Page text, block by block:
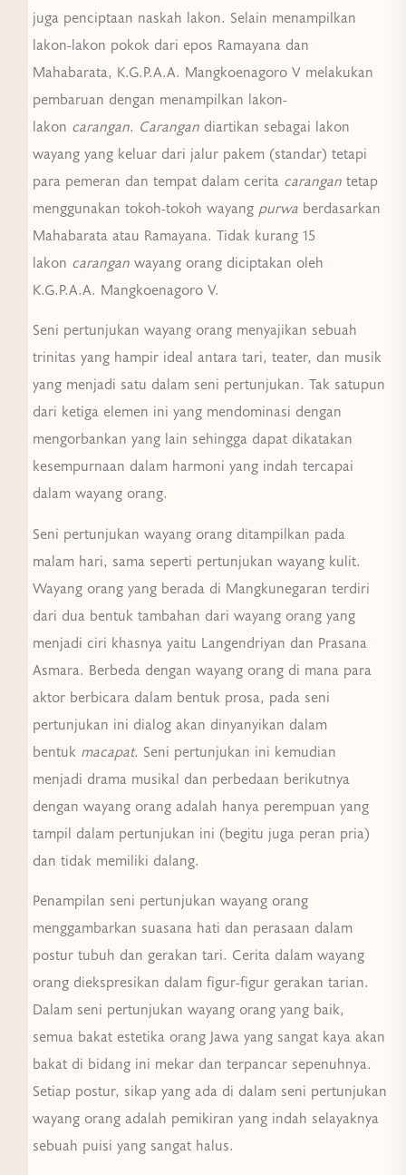
juga penciptaan naskah lakon. Selain menampilkan
lakon-lakon pokok dari epos Ramayana dan
Mahabarata, K.G.P.A.A. Mangkoenagoro V melakukan
pembaruan dengan menampilkan lakon-
lakon carangan. Carangandiartikan sebagai lakon
wayang yang keluar dari jalur pakem (standar) tetapi
para pemeran dan tempat dalam cerita carangantetap
menggunakan tokoh-tokoh wayang purwaberdasarkan
Mahabarata atau Ramayana. Tidak kurang 15
lakon caranganwayang orang diciptakan oleh
K.G.P.A.A. Mangkoenagoro V.
Seni pertunjukan wayang orang menyajikan sebuah
trinitas yang hampir ideal antara tari, teater, dan musik
yang menjadi satu dalam seni pertunjukan. Tak satupun
dari ketiga elemen ini yang mendominasi dengan
mengorbankan yang lain sehingga dapat dikatakan
kesempurnaan dalam harmoni yang indah tercapai
dalam wayang orang.
Seni pertunjukan wayang orang ditampilkan pada
malam hari, sama seperti pertunjukan wayang kulit.
Wayang orang yang berada di Mangkunegaran terdiri
dari dua bentuk tambahan dari wayang orang yang
menjadi ciri khasnya yaitu Langendriyan dan Prasana
Asmara. Berbeda dengan wayang orang di mana para
aktor berbicara dalam bentuk prosa, pada seni
pertunjukan ini dialog akan dinyanyikan dalam
bentuk macapat. Seni pertunjukan ini kemudian
menjadi drama musikal dan perbedaan berikutnya
dengan wayang orang adalah hanya perempuan yang
tampil dalam pertunjukan ini (begitu juga peran pria)
dan tidak memiliki dalang.
Penampilan seni pertunjukan wayang orang
menggambarkan suasana hati dan perasaan dalam
postur tubuh dan gerakan tari. Cerita dalam wayang
orang diekspresikan dalam figur-figur gerakan tarian.
Dalam seni pertunjukan wayang orang yang baik,
semua bakat estetika orang Jawa yang sangat kaya akan
bakat di bidang ini mekar dan terpancar sepenuhnya.
Setiap postur, sikap yang ada di dalam seni pertunjukan
wayang orang adalah pemikiran yang indah selayaknya
sebuah puisi yang sangat halus.